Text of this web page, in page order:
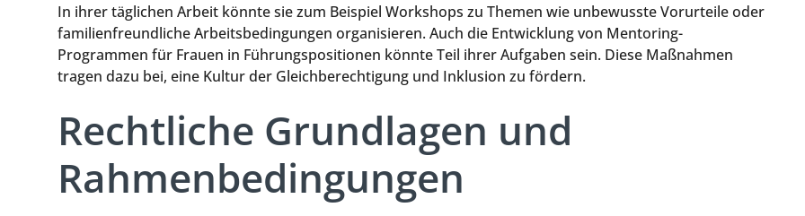
In ihrer täglichen Arbeit könnte sie zum Beispiel Workshops zu Themen wie unbewusste Vorurteile oder
familienfreundliche Arbeitsbedingungen organisieren. Auch die Entwicklung von Mentoring-
Programmen für Frauen in Führungspositionen könnte Teil ihrer Aufgaben sein. Diese Maßnahmen
tragen dazu bei, eine Kultur der Gleichberechtigung und Inklusion zu fördern.
Rechtliche Grundlagen und
Rahmenbedingungen